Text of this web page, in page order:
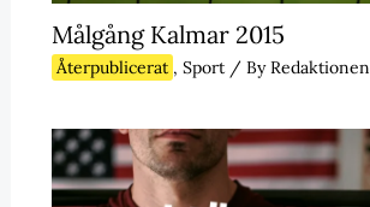
Målgång Kalmar 2015
Återpublicerat , Sport/ ByRedaktionen